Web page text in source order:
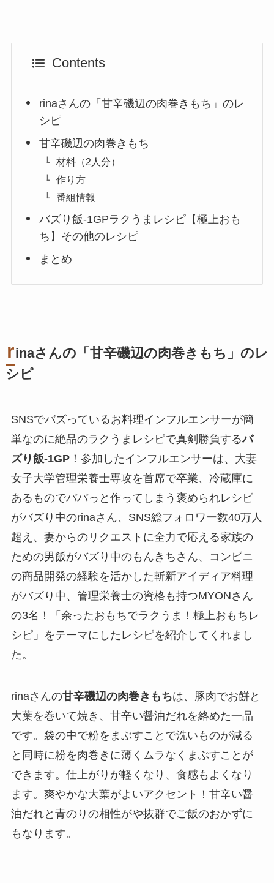
Contents
rinaさんの「甘辛磯辺の肉巻きもち」のレ
シピ
甘辛磯辺の肉巻きもち
材料（2人分）
作り方
番組情報
バズり飯-1GPラクうまレシピ【極上おも
ち】その他のレシピ
まとめ
rinaさんの「甘辛磯辺の肉巻きもち」のレ
シピ
SNSでバズっているお料理インフルエンサーが簡
単なのに絶品のラクうまレシピで真剣勝負するバ
ズり飯-1GP！参加したインフルエンサーは、大妻
女子大学管理栄養士専攻を首席で卒業、冷蔵庫に
あるものでパパっと作ってしまう褒められレシピ
がバズり中のrinaさん、SNS総フォロワー数40万人
超え、妻からのリクエストに全力で応える家族の
ための男飯がバズり中のもんきちさん、コンビニ
の商品開発の経験を活かした斬新アイディア料理
がバズり中、管理栄養士の資格も持つMYONさん
の3名！「余ったおもちでラクうま！極上おもちレ
シピ」をテーマにしたレシピを紹介してくれまし
た。
rinaさんの甘辛磯辺の肉巻きもちは、豚肉でお餅と
大葉を巻いて焼き、甘辛い醤油だれを絡めた一品
です。袋の中で粉をまぶすことで洗いものが減る
と同時に粉を肉巻きに薄くムラなくまぶすことが
できます。仕上がりが軽くなり、食感もよくなり
ます。爽やかな大葉がよいアクセント！甘辛い醤
油だれと青のりの相性がや抜群でご飯のおかずに
もなります。